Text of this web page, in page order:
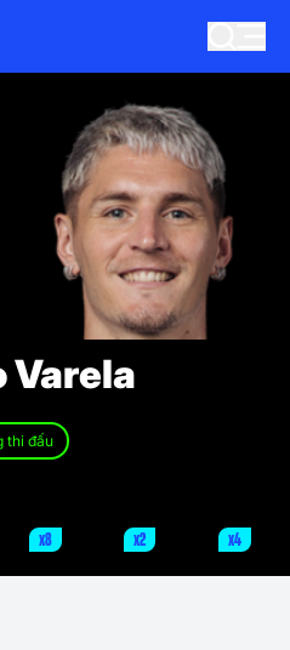
thi đấu
Varela
x8 x2 x4